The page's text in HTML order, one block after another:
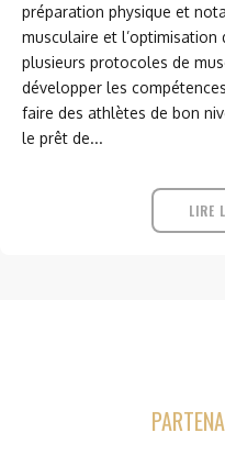
préparation physique et
musculaire et
plusieurs protocoles de
développer les
faire des athlètes de bon
le prêt de...
LIRE